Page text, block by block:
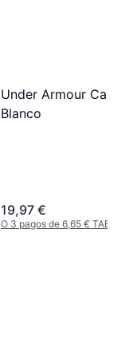
Under Armour
Blanco
19,97 €
O 3 pagos de 6,65 € TAE 0%